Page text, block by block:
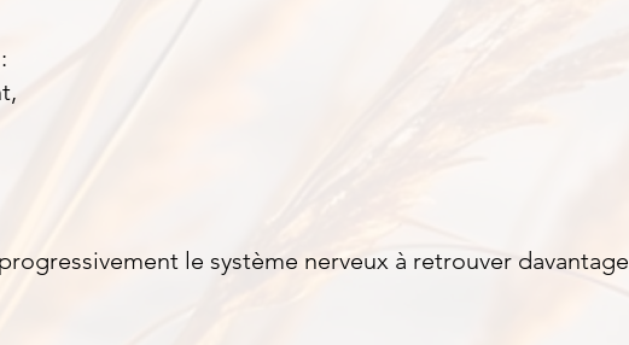
le système nerveux à retrouver davantage